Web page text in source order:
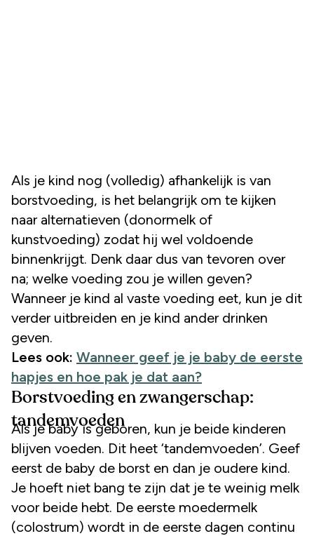
Als je kind nog (volledig) afhankelijk is van
borstvoeding, is het belangrijk om te kijken
naar alternatieven (donormelk of
kunstvoeding) zodat hij wel voldoende
binnenkrijgt. Denk daar dus van tevoren over
na; welke voeding zou je willen geven?
Wanneer je kind al vaste voeding eet, kun je dit
verder uitbreiden en je kind ander drinken
geven.
Lees ook: Wanneer geef je je baby de eerste
hapjes en hoe pak je dat aan?
Borstvoeding en zwangerschap:
tandemvoeden
Als je baby is geboren, kun je beide kinderen
blijven voeden. Dit heet ‘tandemvoeden’. Geef
eerst de baby de borst en dan je oudere kind.
Je hoeft niet bang te zijn dat je te weinig melk
voor beide hebt. De eerste moedermelk
(colostrum) wordt in de eerste dagen continu